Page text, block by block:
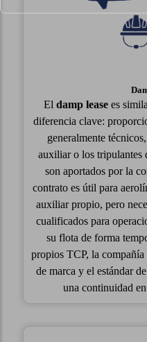
El damp leasees
diferencia clave:
generalmente
auxiliar o los tripulantes
son aportados por la
contrato es útil para
auxiliar propio, pero
cualificados para
su flota de forma
propios TCP, la
de marca y el estándar
una continuidad